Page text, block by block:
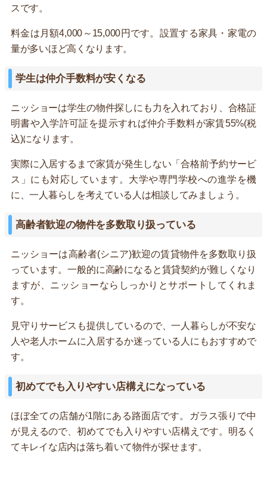
スです。
料金は月額4,000～15,000円です。設置する家具・家電の
量が多いほど高くなります。
学生は仲介手数料が安くなる
ニッショーは学生の物件探しにも力を入れており、合格証
明書や入学許可証を提示すれば仲介手数料が家賃55%(税
込)になります。
実際に入居するまで家賃が発生しない「合格前予約サービ
ス」にも対応しています。大学や専門学校への進学を機
に、一人暮らしを考えている人は相談してみましょう。
高齢者歓迎の物件を多数取り扱っている
ニッショーは高齢者(シニア)歓迎の賃貸物件を多数取り扱
っています。一般的に高齢になると賃貸契約が難しくなり
ますが、ニッショーならしっかりとサポートしてくれま
す。
見守りサービスも提供しているので、一人暮らしが不安な
人や老人ホームに入居するか迷っている人にもおすすめで
す。
初めてでも入りやすい店構えになっている
ほぼ全ての店舗が1階にある路面店です。ガラス張りで中
が見えるので、初めてでも入りやすい店構えです。明るく
てキレイな店内は落ち着いて物件が探せます。